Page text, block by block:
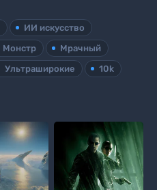
ИИ искусство
Монстр
Мрачный
Ультраширокие 10k